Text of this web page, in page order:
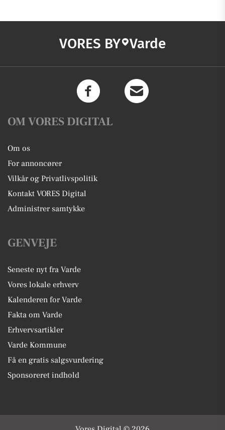
VORES BY Varde
OM VORES DIGITAL
Om os
For annoncører
Vilkår og Privatlivspolitik
Kontakt VORES Digital
Administrer samtykke
GENVEJE
Seneste nyt fra Varde
Vores lokale erhverv
Kalenderen for Varde
Fakta om Varde
Erhvervsartikler
Varde Kommune
Få en gratis salgsvurdering
Sponsoreret indhold